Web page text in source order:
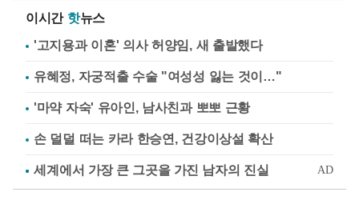
이시간 핫뉴스
'고지용과 이혼' 의사 허양임, 새 출발했다
유혜정, 자궁적출 수술 "여성성 잃는 것이…"
'마약 자숙' 유아인, 남사친과 뽀뽀 근황
손 덜덜 떠는 카라 한승연, 건강이상설 확산